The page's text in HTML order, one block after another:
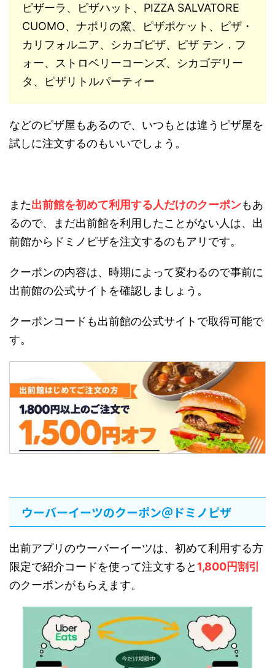
ピザーラ、ピザハット、PIZZA SALVATORE
CUOMO、ナポリの窯、ピザポケット、ピザ・
カリフォルニア、シカゴピザ、ピザ テン．フ
ォー、ストロベリーコーンズ、シカゴデリー
タ、ピザリトルパーティー
などのピザ屋もあるので、いつもとは違うピザ屋を
試しに注文するのもいいでしょう。
また出前館を初めて利用する人だけのクーポンもあ
るので、まだ出前館を利用したことがない人は、出
前館からドミノピザを注文するのもアリです。
クーポンの内容は、時期によって変わるので事前に
出前館の公式サイトを確認しましょう。
クーポンコードも出前館の公式サイトで取得可能で
す。
ウーバーイーツのクーポン＠ドミノピザ
出前アプリのウーバーイーツは、初めて利用する方
限定で紹介コードを使って注文すると 1,800円割引
のクーポンがもらえます。